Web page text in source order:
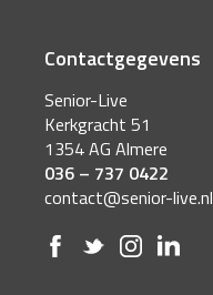
Contactgegevens
Senior-Live
Kerkgracht 51
1354 AG Almere
036 – 737 0422
contact@senior-live.nl